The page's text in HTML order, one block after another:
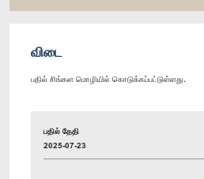
விடை
பதில் சிங்கள மொழியில் கொடுக்கப்பட்டுள்ளது.
பதில் தேதி
2025-07-23